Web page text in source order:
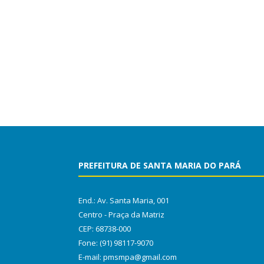
PREFEITURA DE SANTA MARIA DO PARÁ
End.: Av. Santa Maria, 001
Centro - Praça da Matriz
CEP: 68738-000
Fone: (91) 98117-9070
E-mail: pmsmpa@gmail.com